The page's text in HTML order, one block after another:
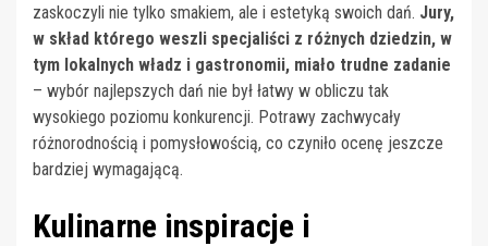
zaskoczyli nie tylko smakiem, ale i estetyką swoich dań. Jury,
w skład którego weszli specjaliści z różnych dziedzin, w
tym lokalnych władz i gastronomii, miało trudne zadanie
– wybór najlepszych dań nie był łatwy w obliczu tak
wysokiego poziomu konkurencji. Potrawy zachwycały
różnorodnością i pomysłowością, co czyniło ocenę jeszcze
bardziej wymagającą.
Kulinarne inspiracje i